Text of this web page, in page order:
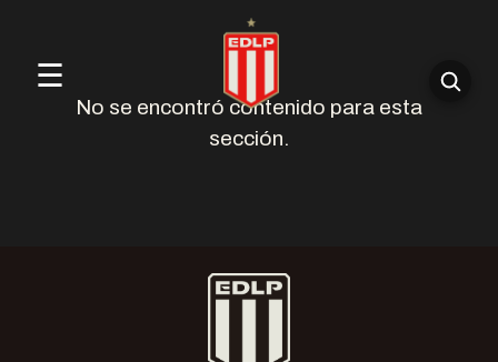
☰
No se encontró contenido para esta
sección.